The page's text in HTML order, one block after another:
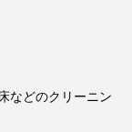
などのクリーニン